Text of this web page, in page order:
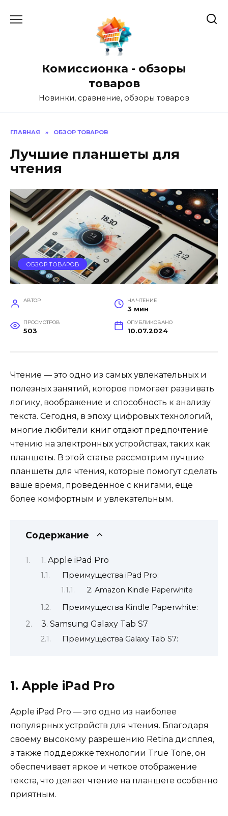
Комиссионка - обзоры
товаров
Новинки, сравнение, обзоры товаров
ГЛАВНАЯ » ОБЗОР ТОВАРОВ
Лучшие планшеты для
чтения
ОБЗОР ТОВАРОВ
АВТОР НА ЧТЕНИЕ
3 мин
ПРОСМОТРОВ
503
ОПУБЛИКОВАНО
10.07.2024
Чтение — это одно из самых увлекательных и
полезных занятий, которое помогает развивать
логику, воображение и способность к анализу
текста. Сегодня, в эпоху цифровых технологий,
многие любители книг отдают предпочтение
чтению на электронных устройствах, таких как
планшеты. В этой статье рассмотрим лучшие
планшеты для чтения, которые помогут сделать
ваше время, проведенное с книгами, еще
более комфортным и увлекательным.
Содержание
1. Apple iPad Pro
Преимущества iPad Pro:
2. Amazon Kindle Paperwhite
Преимущества Kindle Paperwhite:
3. Samsung Galaxy Tab S7
Преимущества Galaxy Tab S7:
1. Apple iPad Pro
Apple iPad Pro — это одно из наиболее
популярных устройств для чтения. Благодаря
своему высокому разрешению Retina дисплея,
а также поддержке технологии True Tone, он
обеспечивает яркое и четкое отображение
текста, что делает чтение на планшете особенно
приятным.